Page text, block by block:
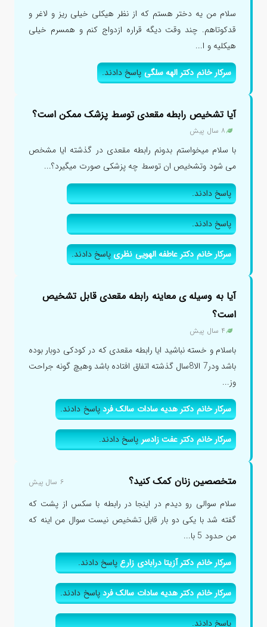
سلام من یه دختر هستم که از نظر هیکلی خیلی ریز و لاغر و
قدکوتاهم. چند وقت دیگه قراره ازدواج کنم و همسرم خیلی
هیکلیه و ا...
سرکار خانم دکتر الهه سلگیپاسخ دادند.
آیا تشخیص رابطه مقعدی توسط پزشک ممکن است؟
۸ سال پیش
با سلام میخواستم بدونم رابطه مقعدی در گذشته ایا مشخص
می شود وتشخیص ان توسط چه پزشکی صورت میگیرد؟...
پاسخ دادند.
پاسخ دادند.
سرکار خانم دکتر عاطفه الهویی نظریپاسخ دادند.
آیا به وسیله ی معاینه رابطه مقعدی قابل تشخیص
است؟
۴ سال پیش
باسلام و خسته نباشید ایا رابطه مقعدی که در کودکی دوبار بوده
باشد ودر7 الا8سال گذشته اتفاق افتاده باشد وهیچ گونه جراحت
وز...
سرکار خانم دکتر هدیه سادات سالک فردپاسخ دادند.
سرکار خانم دکتر عفت زادسرپاسخ دادند.
متخصصین زنان کمک کنید؟ ۶ سال پیش
سلام سوالی رو دیدم در اینجا در رابطه با سکس از پشت که
گفته شد با یکی دو بار قابل تشخیص نیست سوال من اینه که
من حدود 5 با...
سرکار خانم دکتر آزیتا درابادی زارعپاسخ دادند.
سرکار خانم دکتر هدیه سادات سالک فردپاسخ دادند.
پاسخ دادند.